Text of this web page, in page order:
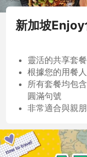
新加坡Enjoy
靈活的共享套
根據您的用餐
所有套餐均包
圓滿句號
非常適合與親